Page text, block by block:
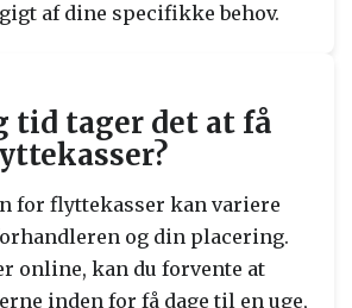
af dine specifikke behov.
tid tager det at få
for flyttekasser kan variere
og din placering.
online, kan du forvente at
inden for få dage til en uge,